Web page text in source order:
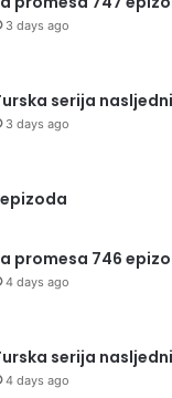
3 days ago
serija
3 days ago
promesa 746
4 days ago
serija
4 days ago